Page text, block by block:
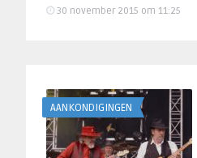
30 november 2015 om 11:25
AANKONDIGINGEN